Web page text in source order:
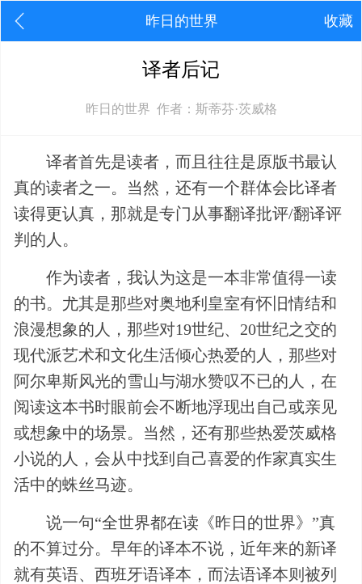
昨日的世界 收藏
译者后记
昨日的世界 作者：斯蒂芬·茨威格
译者首先是读者，而且往往是原版书最认
真的读者之一。当然，还有一个群体会比译者
读得更认真，那就是专门从事翻译批评/翻译评
判的人。
作为读者，我认为这是一本非常值得一读
的书。尤其是那些对奥地利皇室有怀旧情结和
浪漫想象的人，那些对19世纪、20世纪之交的
现代派艺术和文化生活倾心热爱的人，那些对
阿尔卑斯风光的雪山与湖水赞叹不已的人，在
阅读这本书时眼前会不断地浮现出自己或亲见
或想象中的场景。当然，还有那些热爱茨威格
小说的人，会从中找到自己喜爱的作家真实生
活中的蛛丝马迹。
说一句“全世界都在读《昨日的世界》”真
的不算过分。早年的译本不说，近年来的新译
就有英语、西班牙语译本，而法语译本则被列